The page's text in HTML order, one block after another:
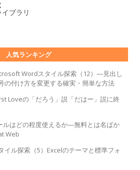
ブラリ
人気ランキング
Wordスタイル探索（12）―見出し
の付け方を変更する確実・簡単な方法
Loveの「だろう」説「だはー」説に終
ルはどの程度使えるか―無料とは名ばか
Web
イル探索（5）Excelのテーマと標準フォ